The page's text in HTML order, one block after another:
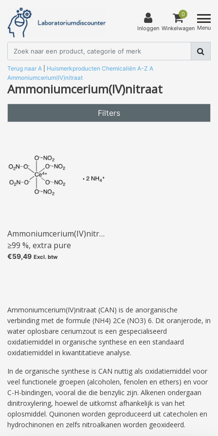
Inloggen
0
Winkelwagen Menu
Terug naar A Huismerkproducten Chemicaliën A-Z A
Ammoniumcerium(IV)nitraat
Ammoniumcerium(IV)nitraat
Filters
Ammoniumcerium(IV)nitraat
≥99 %, extra pure
€59,49 Excl. btw
Ammoniumcerium(IV)nitraat (CAN) is de anorganische
verbinding met de formule (NH4) 2Ce (NO3) 6. Dit oranjerode, in
water oplosbare ceriumzout is een gespecialiseerd
oxidatiemiddel in organische synthese en een standaard
oxidatiemiddel in kwantitatieve analyse.
In de organische synthese is CAN nuttig als oxidatiemiddel voor
veel functionele groepen (alcoholen, fenolen en ethers) en voor
C-H-bindingen, vooral die die benzylic zijn. Alkenen ondergaan
dinitroxylering, hoewel de uitkomst afhankelijk is van het
oplosmiddel. Quinonen worden geproduceerd uit catecholen en
hydrochinonen en zelfs nitroalkanen worden geoxideerd.